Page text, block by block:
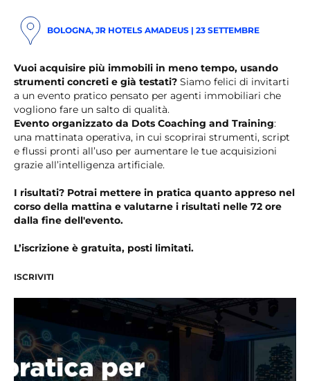
BOLOGNA, JR HOTELS AMADEUS | 23 SETTEMBRE
Vuoi acquisire più immobili in meno tempo, usando
strumenti concreti e già testati? Siamo felici di invitarti
a un evento pratico pensato per agenti immobiliari che
vogliono fare un salto di qualità.
Evento organizzato da Dots Coaching and Training:
una mattinata operativa, in cui scoprirai strumenti, script
e flussi pronti all’uso per aumentare le tue acquisizioni
grazie all’intelligenza artificiale.
I risultati? Potrai mettere in pratica quanto appreso nel
corso della mattina e valutarne i risultati nelle 72 ore
dalla fine dell'evento.
L’iscrizione è gratuita, posti limitati.
ISCRIVITI